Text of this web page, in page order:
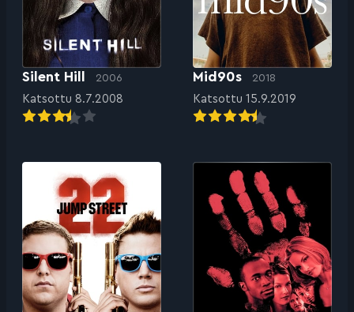
Silent Hill 2006
Katsottu 8.7.2008
Mid90s 2018
Katsottu 15.9.2019